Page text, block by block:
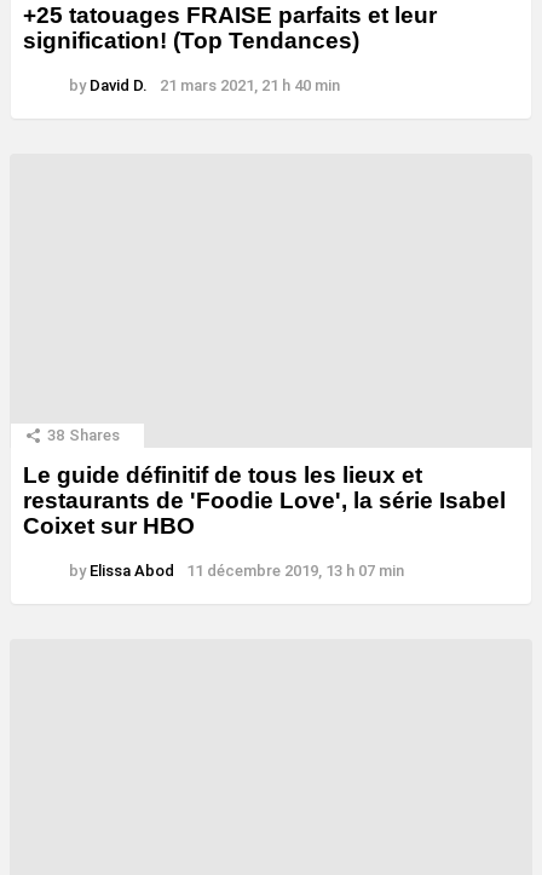
+25 tatouages ​​FRAISE parfaits et leur
signification! (Top Tendances)
by David D. 21 mars 2021, 21 h 40 min
38 Shares
Le guide définitif de tous les lieux et
restaurants de 'Foodie Love', la série Isabel
Coixet sur HBO
by Elissa Abod 11 décembre 2019, 13 h 07 min